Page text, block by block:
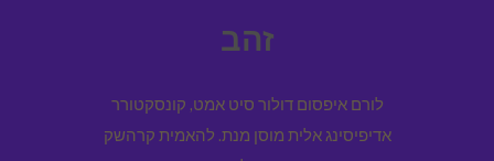
זהב
לורם איפסום דולור סיט אמט, קונסקטורר
אדיפיסינג אלית מוסן מנת. להאמית קרהשק